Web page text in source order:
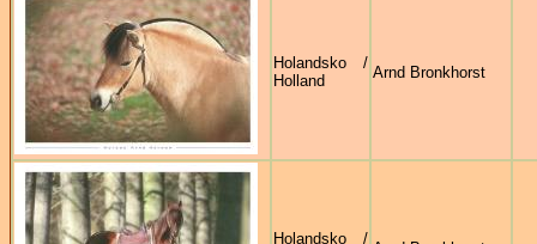
Holandsko /
Holland
Arnd Bronkhorst
Holandsko /